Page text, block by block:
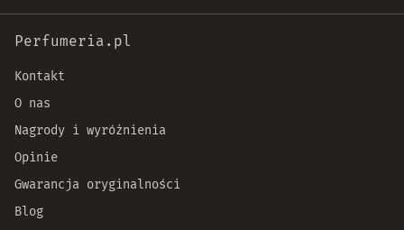
Perfumeria.pl
Kontakt
O nas
Nagrody i wyróżnienia
Opinie
Gwarancja oryginalności
Blog